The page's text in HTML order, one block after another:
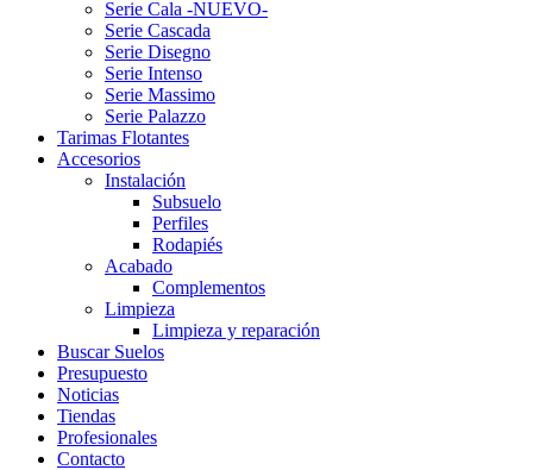
Serie Cala -NUEVO-
Serie Cascada
Serie Disegno
Serie Intenso
Serie Massimo
Serie Palazzo
Tarimas Flotantes
Accesorios
Instalación
Subsuelo
Perfiles
Rodapiés
Acabado
Complementos
Limpieza
Limpieza y reparación
Buscar Suelos
Presupuesto
Noticias
Tiendas
Profesionales
Contacto